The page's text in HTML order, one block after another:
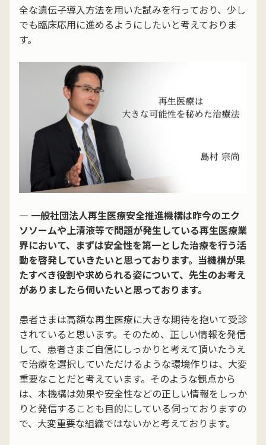
全な遺伝子導入方法を用いた試みを行っており、少し
でも臨床応用に進めるようにしたいと考えておりま
す。
― 一般社団法人再生医療安全推進機構は昨今のエク
ソソームや上清液等で問題が発生している再生医療業
界において、まずは安全性を第一とした治療を行う活
動を啓発していきたいと思っております。当機構が果
たすべき役割や求められる姿について、先生のお考え
がありましたら伺いたいと思っております。
患者さまは高額な再生医療に大きな期待を抱いて受診
されていると思います。そのため、正しい情報を発信
して、患者さまご自信にしっかりと考えて頂いたうえ
で治療を選択していただけるような環境作りは、大変
重要なことだと考えています。そのような観点から
は、本機構は効果や安全性などの正しい情報をしっか
りと発信することも目的にしている伺っておりますの
で、大変重要な組織ではないかと考えております。